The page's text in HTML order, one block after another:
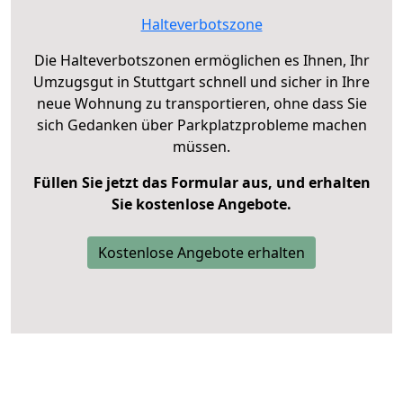
Halteverbotszone
Die Halteverbotszonen ermöglichen es Ihnen, Ihr
Umzugsgut in Stuttgart schnell und sicher in Ihre
neue Wohnung zu transportieren, ohne dass Sie
sich Gedanken über Parkplatzprobleme machen
müssen.
Füllen Sie jetzt das Formular aus, und erhalten
Sie kostenlose Angebote.
Kostenlose Angebote erhalten